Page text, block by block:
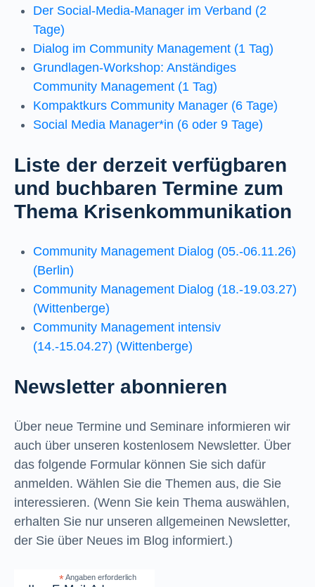
Der Social-Media-Manager im Verband (2
Tage)
Dialog im Community Management (1 Tag)
Grundlagen-Workshop: Anständiges
Community Management (1 Tag)
Kompaktkurs Community Manager (6 Tage)
Social Media Manager*in (6 oder 9 Tage)
Liste der derzeit verfügbaren
und buchbaren Termine zum
Thema Krisenkommunikation
Community Management Dialog (05.-06.11.26)
(Berlin)
Community Management Dialog (18.-19.03.27)
(Wittenberge)
Community Management intensiv
(14.-15.04.27) (Wittenberge)
Newsletter abonnieren
Über neue Termine und Seminare informieren wir
auch über unseren kostenlosem Newsletter. Über
das folgende Formular können Sie sich dafür
anmelden. Wählen Sie die Themen aus, die Sie
interessieren. (Wenn Sie kein Thema auswählen,
erhalten Sie nur unseren allgemeinen Newsletter,
der Sie über Neues im Blog informiert.)
*Angaben erforderlich